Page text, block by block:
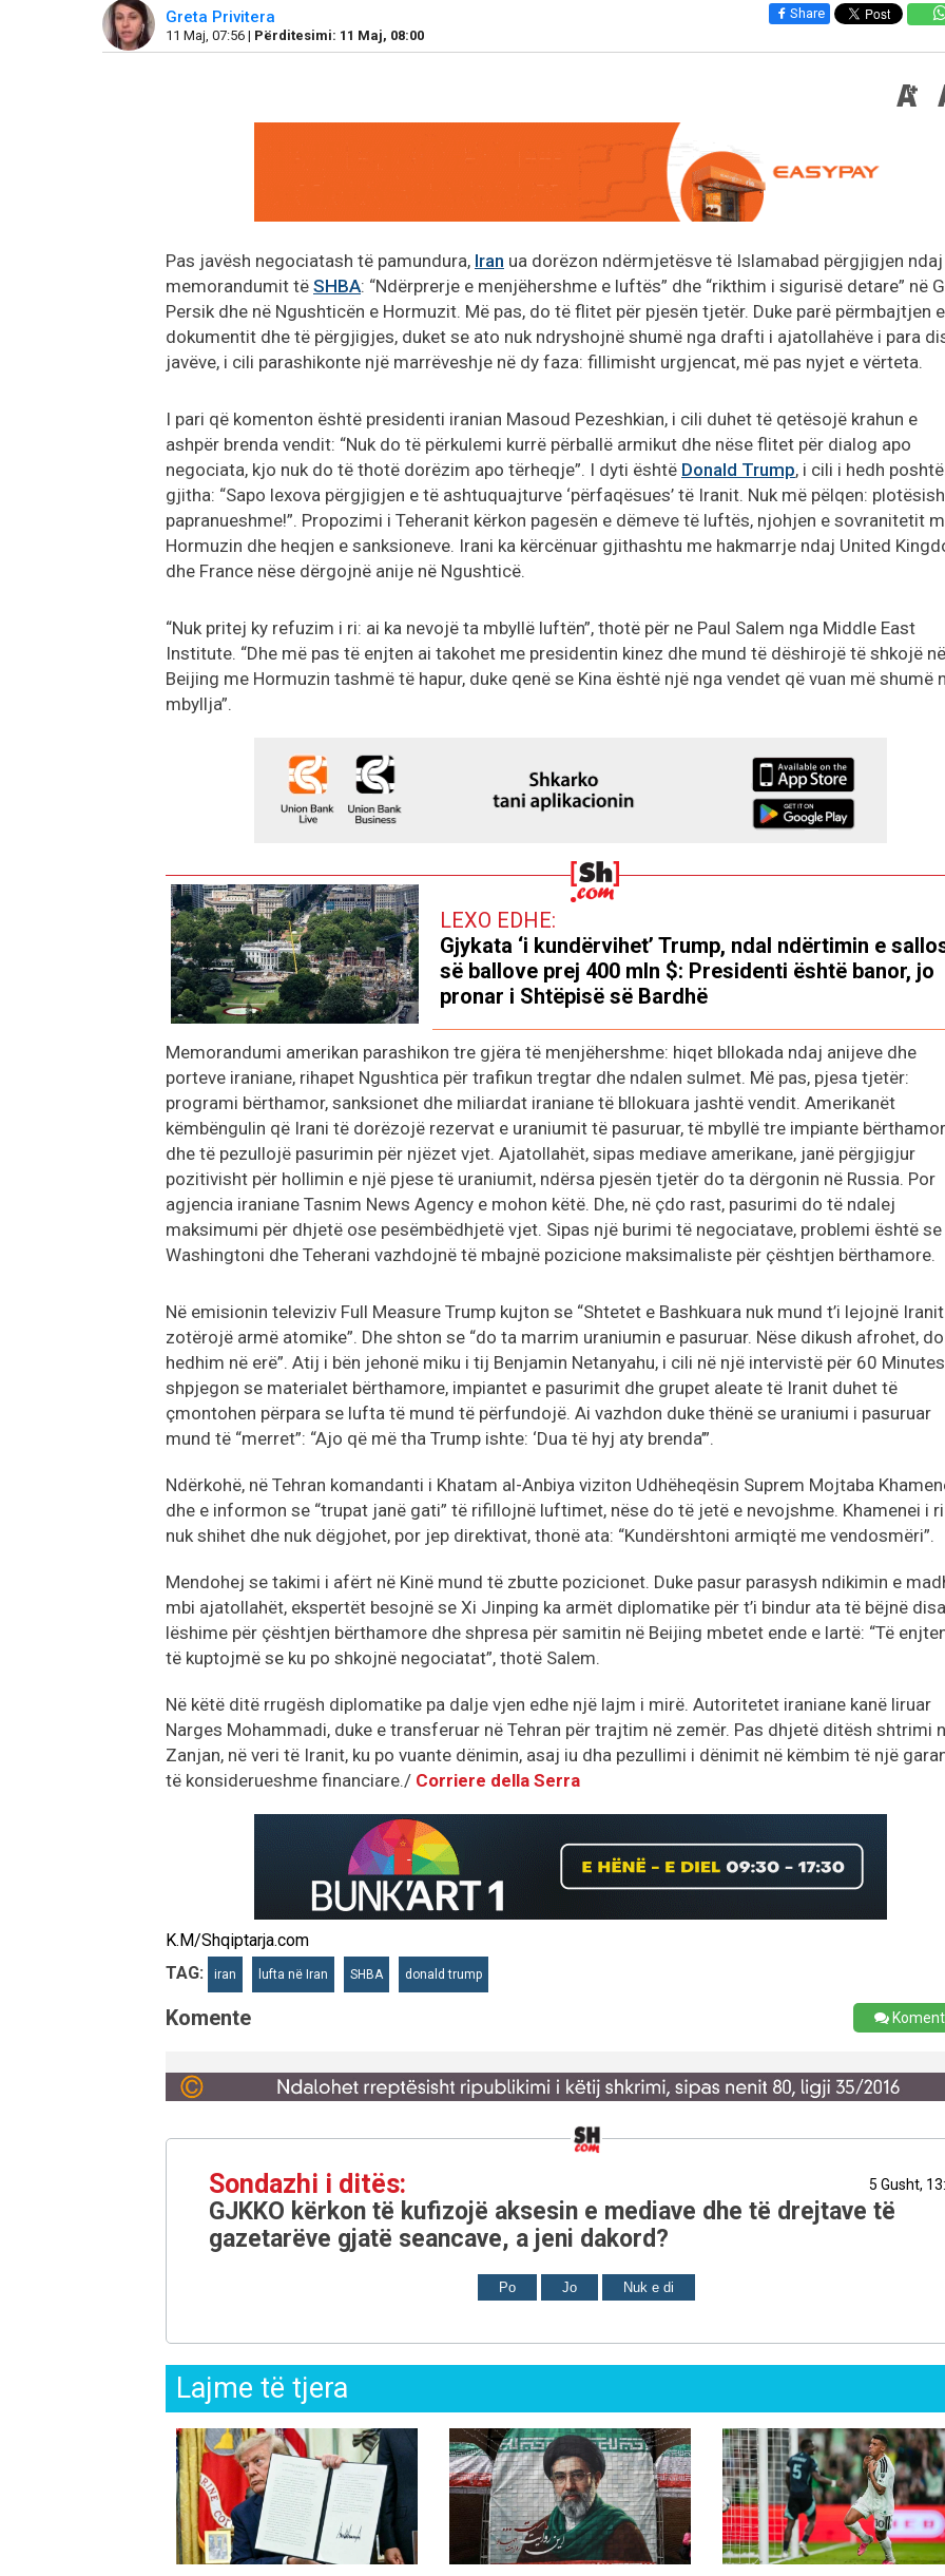
Greta Privitera
11 Maj, 07:56 | Përditesimi: 11 Maj, 08:00
Share
Pas javësh negociatash të pamundura, Iran ua dorëzon ndërmjetësve të Islamabad përgjigjen ndaj
memorandumit të SHBA: “Ndërprerje e menjëhershme e luftës” dhe “rikthim i sigurisë detare” në
Persik dhe në Ngushticën e Hormuzit. Më pas, do të flitet për pjesën tjetër. Duke parë përmbajtjen e
dokumentit dhe të përgjigjes, duket se ato nuk ndryshojnë shumë nga drafti i ajatollahëve i para
javëve, i cili parashikonte një marrëveshje në dy faza: fillimisht urgjencat, më pas nyjet e vërteta.
I pari që komenton është presidenti iranian Masoud Pezeshkian, i cili duhet të qetësojë krahun e
ashpër brenda vendit: “Nuk do të përkulemi kurrë përballë armikut dhe nëse flitet për dialog apo
negociata, kjo nuk do të thotë dorëzim apo tërheqje”. I dyti është Donald Trump, i cili i hedh
gjitha: “Sapo lexova përgjigjen e të ashtuquajturve ‘përfaqësues’ të Iranit. Nuk më pëlqen:
papranueshme!”. Propozimi i Teheranit kërkon pagesën e dëmeve të luftës, njohjen e sovranitetit
Hormuzin dhe heqjen e sanksioneve. Irani ka kërcënuar gjithashtu me hakmarrje ndaj United
dhe France nëse dërgojnë anije në Ngushticë.
“Nuk pritej ky refuzim i ri: ai ka nevojë ta mbyllë luftën”, thotë për ne Paul Salem nga Middle East
Institute. “Dhe më pas të enjten ai takohet me presidentin kinez dhe mund të dëshirojë të shkojë në
Beijing me Hormuzin tashmë të hapur, duke qenë se Kina është një nga vendet që vuan më shumë
mbyllja”.
LEXO EDHE:
Gjykata ‘i kundërvihet’ Trump, ndal ndërtimin e
së ballove prej 400 mln $: Presidenti është banor, jo
pronar i Shtëpisë së Bardhë
Memorandumi amerikan parashikon tre gjëra të menjëhershme: hiqet bllokada ndaj anijeve dhe
porteve iraniane, rihapet Ngushtica për trafikun tregtar dhe ndalen sulmet. Më pas, pjesa tjetër:
programi bërthamor, sanksionet dhe miliardat iraniane të bllokuara jashtë vendit. Amerikanët
këmbëngulin që Irani të dorëzojë rezervat e uraniumit të pasuruar, të mbyllë tre impiante
dhe të pezullojë pasurimin për njëzet vjet. Ajatollahët, sipas mediave amerikane, janë përgjigjur
pozitivisht për hollimin e një pjese të uraniumit, ndërsa pjesën tjetër do ta dërgonin në Russia. Por
agjencia iraniane Tasnim News Agency e mohon këtë. Dhe, në çdo rast, pasurimi do të ndalej
maksimumi për dhjetë ose pesëmbëdhjetë vjet. Sipas një burimi të negociatave, problemi është se
Washingtoni dhe Teherani vazhdojnë të mbajnë pozicione maksimaliste për çështjen bërthamore.
Në emisionin televiziv Full Measure Trump kujton se “Shtetet e Bashkuara nuk mund t’i lejojnë
zotërojë armë atomike”. Dhe shton se “do ta marrim uraniumin e pasuruar. Nëse dikush afrohet,
hedhim në erë”. Atij i bën jehonë miku i tij Benjamin Netanyahu, i cili në një intervistë për 60 Minutes
shpjegon se materialet bërthamore, impiantet e pasurimit dhe grupet aleate të Iranit duhet të
çmontohen përpara se lufta të mund të përfundojë. Ai vazhdon duke thënë se uraniumi i pasuruar
mund të “merret”: “Ajo që më tha Trump ishte: ‘Dua të hyj aty brenda’”.
Ndërkohë, në Tehran komandanti i Khatam al-Anbiya viziton Udhëheqësin Suprem Mojtaba
dhe e informon se “trupat janë gati” të rifillojnë luftimet, nëse do të jetë e nevojshme. Khamenei i ri
nuk shihet dhe nuk dëgjohet, por jep direktivat, thonë ata: “Kundërshtoni armiqtë me vendosmëri”.
Mendohej se takimi i afërt në Kinë mund të zbutte pozicionet. Duke pasur parasysh ndikimin e
mbi ajatollahët, ekspertët besojnë se Xi Jinping ka armët diplomatike për t’i bindur ata të bëjnë disa
lëshime për çështjen bërthamore dhe shpresa për samitin në Beijing mbetet ende e lartë: “Të
të kuptojmë se ku po shkojnë negociatat”, thotë Salem.
Në këtë ditë rrugësh diplomatike pa dalje vjen edhe një lajm i mirë. Autoritetet iraniane kanë liruar
Narges Mohammadi, duke e transferuar në Tehran për trajtim në zemër. Pas dhjetë ditësh shtrimi
Zanjan, në veri të Iranit, ku po vuante dënimin, asaj iu dha pezullimi i dënimit në këmbim të një
të konsiderueshme financiare./ Corriere della Serra
K.M/Shqiptarja.com
TAG:
iran lufta në Iran SHBA donald trump
Komente
Sondazhi i ditës: 5 Gusht,
GJKKO kërkon të kufizojë aksesin e mediave dhe të drejtave të
gazetarëve gjatë seancave, a jeni dakord?
Po Jo Nuk e di
Lajme të tjera